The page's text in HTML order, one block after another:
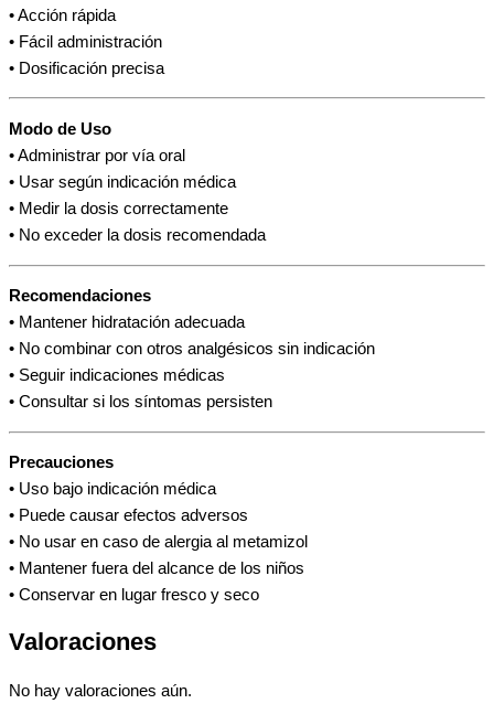
• Acción rápida
• Fácil administración
• Dosificación precisa
Modo de Uso
• Administrar por vía oral
• Usar según indicación médica
• Medir la dosis correctamente
• No exceder la dosis recomendada
Recomendaciones
• Mantener hidratación adecuada
• No combinar con otros analgésicos sin indicación
• Seguir indicaciones médicas
• Consultar si los síntomas persisten
Precauciones
• Uso bajo indicación médica
• Puede causar efectos adversos
• No usar en caso de alergia al metamizol
• Mantener fuera del alcance de los niños
• Conservar en lugar fresco y seco
Valoraciones
No hay valoraciones aún.